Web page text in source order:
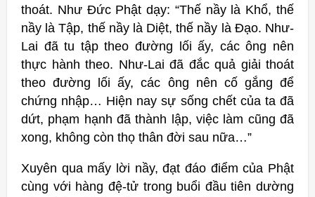
thoát. Như Đức Phật dạy: “Thế nầy là Khổ, thế
nầy là Tập, thế nầy là Diệt, thế nầy là Đạo. Như-
Lai đã tu tập theo đường lối ấy, các ông nên
thực hành theo. Như-Lai đã đắc quả giải thoát
theo đường lối ấy, các ông nên cố gắng để
chứng nhập… Hiện nay sự sống chết của ta đã
dứt, phạm hạnh đã thành lập, việc làm cũng đã
xong, không còn thọ thân đời sau nữa…”
Xuyên qua mấy lời nầy, đạt đáo điểm của Phật
cùng với hàng đệ-tử trong buổi đầu tiên dường